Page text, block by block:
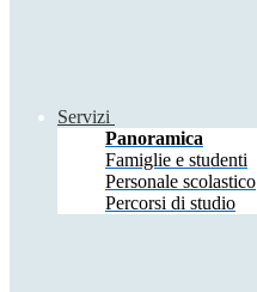
Servizi
Panoramica
Famiglie e studenti
Personale scolastico
Percorsi di studio